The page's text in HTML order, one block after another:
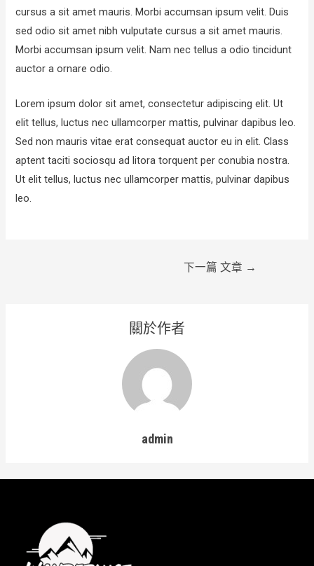
cursus a sit amet mauris. Morbi accumsan ipsum velit. Duis
sed odio sit amet nibh vulputate cursus a sit amet mauris.
Morbi accumsan ipsum velit. Nam nec tellus a odio tincidunt
auctor a ornare odio.
Lorem ipsum dolor sit amet, consectetur adipiscing elit. Ut
elit tellus, luctus nec ullamcorper mattis, pulvinar dapibus leo.
Sed non mauris vitae erat consequat auctor eu in elit. Class
aptent taciti sociosqu ad litora torquent per conubia nostra.
Ut elit tellus, luctus nec ullamcorper mattis, pulvinar dapibus
leo.
下一篇 文章 →
關於作者
admin